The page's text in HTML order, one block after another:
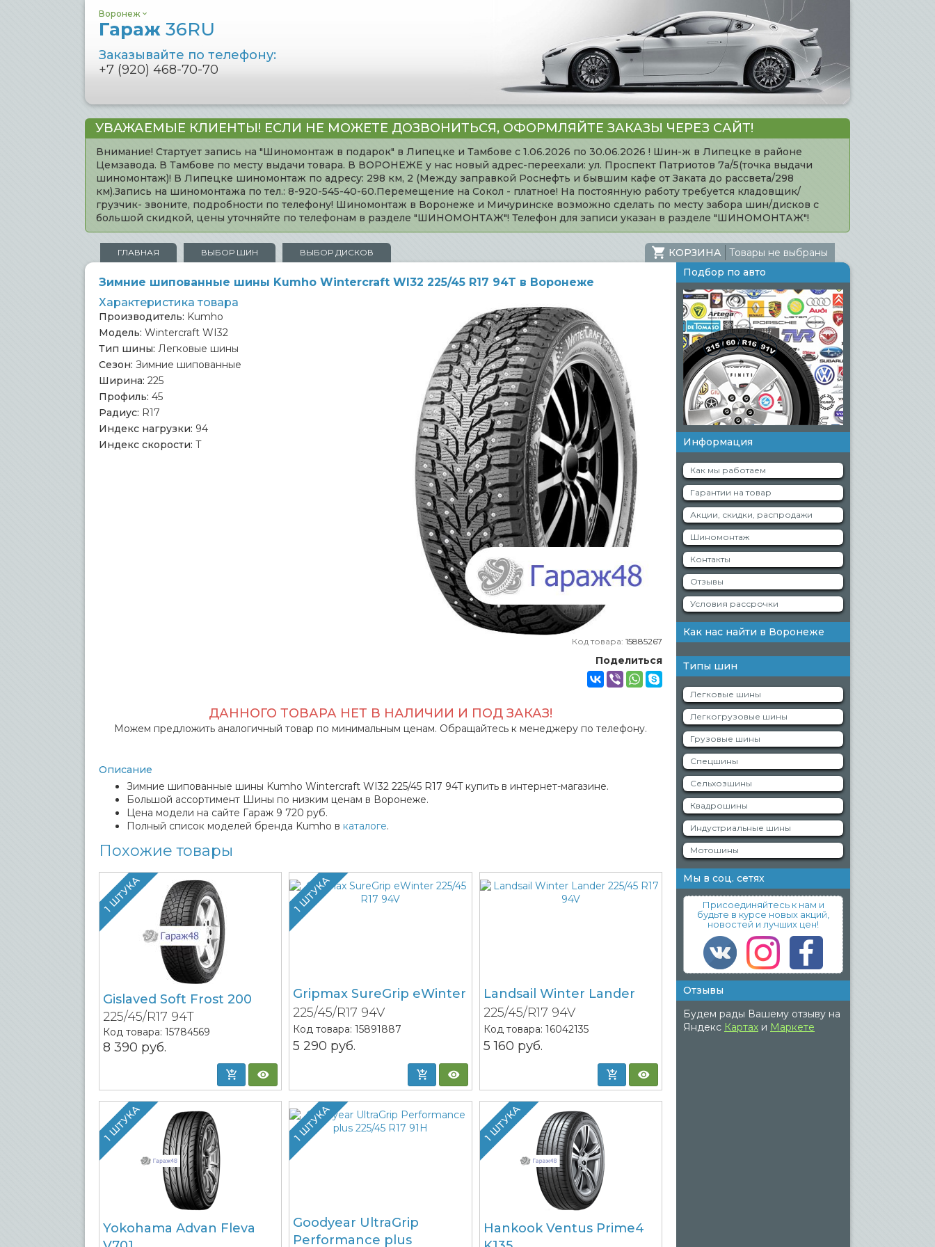
Воронеж
Гараж 36RU
Заказывайте по телефону:
+7 (920) 468-70-70
УВАЖАЕМЫЕ КЛИЕНТЫ! ЕСЛИ НЕ МОЖЕТЕ ДОЗВОНИТЬСЯ, ОФОРМЛЯЙТЕ ЗАКАЗЫ ЧЕРЕЗ САЙТ!
Внимание! Стартует запись на "Шиномонтаж в подарок" в Липецке и Тамбове с 1.06.2026 по 30.06.2026 ! Шин-ж в Липецке в районе
Цемзавода. В Тамбове по месту выдачи товара. В ВОРОНЕЖЕ у нас новый адрес-переехали: ул. Проспект Патриотов 7а/5(точка выдачи
шиномонтаж)! В Липецке шиномонтаж по адресу: 298 км, 2 (Между заправкой Роснефть и бывшим кафе от Заката до рассвета/298
км).Запись на шиномонтажа по тел.: 8-920-545-40-60.Перемещение на Сокол - платное! На постоянную работу требуется кладовщик/
грузчик- звоните, подробности по телефону! Шиномонтаж в Воронеже и Мичуринске возможно сделать по месту забора шин/дисков с
большой скидкой, цены уточняйте по телефонам в разделе "ШИНОМОНТАЖ"! Телефон для записи указан в разделе "ШИНОМОНТАЖ"!
ГЛАВНАЯ ВЫБОР ШИН ВЫБОР ДИСКОВ КОРЗИНА Товары не выбраны
Зимние шипованные шины Kumho Wintercraft WI32 225/45 R17 94T в Воронеже
Характеристика товара
Производитель: Kumho
Модель: Wintercraft WI32
Тип шины: Легковые шины
Сезон: Зимние шипованные
Ширина: 225
Профиль: 45
Радиус: R17
Индекс нагрузки: 94
Индекс скорости: T
Код товара: 15885267
Поделиться
ДАННОГО ТОВАРА НЕТ В НАЛИЧИИ И ПОД ЗАКАЗ!
Можем предложить аналогичный товар по минимальным ценам. Обращайтесь к менеджеру по телефону.
Описание
Зимние шипованные шины Kumho Wintercraft WI32 225/45 R17 94T купить в интернет-магазине.
Большой ассортимент Шины по низким ценам в Воронеже.
Цена модели на сайте Гараж 9 720 руб.
Полный список моделей бренда Kumho в каталоге.
Похожие товары
1 ШТУКА
Gislaved Soft Frost 200
225/45/R17 94T
Код товара: 15784569
8 390 руб.
1 ШТУКА
Gripmax SureGrip eWinter
225/45/R17 94V
Код товара:15891887
5 290 руб.
Landsail Winter Lander
225/45/R17 94V
Код товара: 16042135
5 160 руб.
1 ШТУКА
Yokohama Advan Fleva
1 ШТУКА
Goodyear UltraGrip
Performance plus
1 ШТУКА
Hankook Ventus Prime4
Подбор по авто
Информация
Как мы работаем
Гарантии на товар
Акции, скидки, распродажи
Шиномонтаж
Контакты
Отзывы
Условия рассрочки
Как нас найти в Воронеже
Типы шин
Легковые шины
Легкогрузовые шины
Грузовые шины
Спецшины
Сельхозшины
Квадрошины
Индустриальные шины
Мотошины
Мы в соц. сетях
Присоединяйтесь к нам и
будьте в курсе новых акций,
новостей и лучших цен!
Отзывы
Будем рады Вашему отзыву на
Яндекс Картах и Маркете